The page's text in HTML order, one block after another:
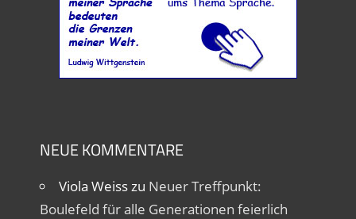
NEUE KOMMENTARE
Viola Weisszu Neuer Treffpunkt:
Boulefeld für alle Generationen feierlich